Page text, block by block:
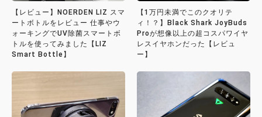
【レビュー】NOERDEN LIZ スマ
ートボトルをレビュー 仕事やウ
ォーキングでUV除菌スマートボ
トルを使ってみました【LIZ
Smart Bottle】
【1万円未満でこのクオリテ
ィ！？】Black Shark JoyBuds
Proが想像以上の超コスパワイヤ
レスイヤホンだった【レビュ
ー】